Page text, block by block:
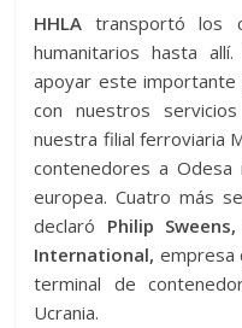
HHLA transportó los
humanitarios hasta
apoyar este importante
con nuestros
nuestra filial ferroviaria
contenedores a
europea. Cuatro más
declaró Philip
International, empresa
terminal de
Ucrania.